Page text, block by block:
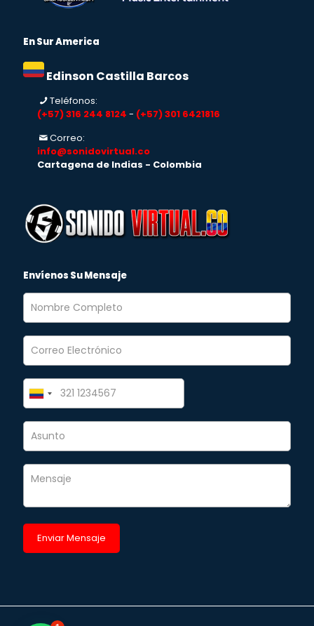
En Sur America
Edinson Castilla Barcos
Teléfonos:
(+57) 316 244 8124 - (+57) 301 6421816
Correo:
info@sonidovirtual.co
Cartagena de Indias - Colombia
Envíenos Su Mensaje